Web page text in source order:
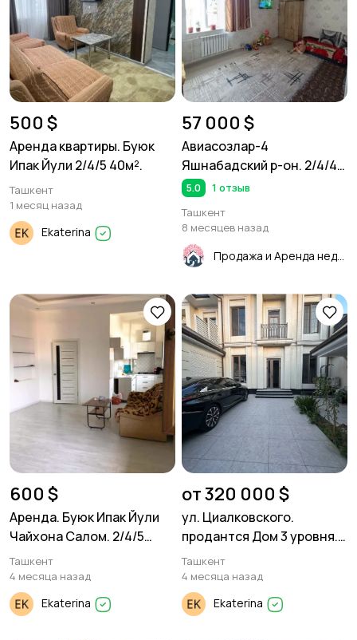
500 $
Аренда квартиры. Буюк
Ипак Йули 2/4/5 40м².
Ташкент
1 месяц назад
Ekaterina
57 000 $
Авиасозлар-4
Яшнабадский р-он. 2/4/4
50м² Кирпич.
5.0
1 отзыв
Ташкент
8 месяцев назад
600 $
Аренда. Буюк Ипак Йули
Чайхона Салом. 2/4/5
60м².
Ташкент
4 месяца назад
Ekaterina
от 320 000 $
ул. Циалковского.
продантся Дом 3 уровня.
270м² 1,7 соток.
Ташкент
4 месяца назад
Ekaterina